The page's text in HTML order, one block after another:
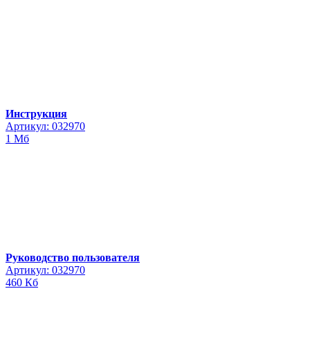
Инструкция
Артикул: 032970
1 Мб
Руководство пользователя
Артикул: 032970
460 Кб